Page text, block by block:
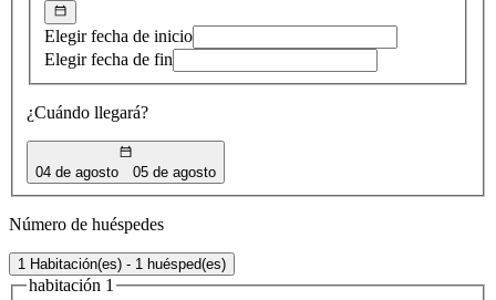
Elegir fecha de inicio
Elegir fecha de fin
¿Cuándo llegará?
04 de agosto 05 de agosto
Número de huéspedes
1 Habitación(es) - 1 huésped(es)
habitación 1